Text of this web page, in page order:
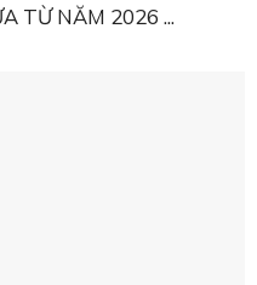
TỪ NĂM 2026 ...